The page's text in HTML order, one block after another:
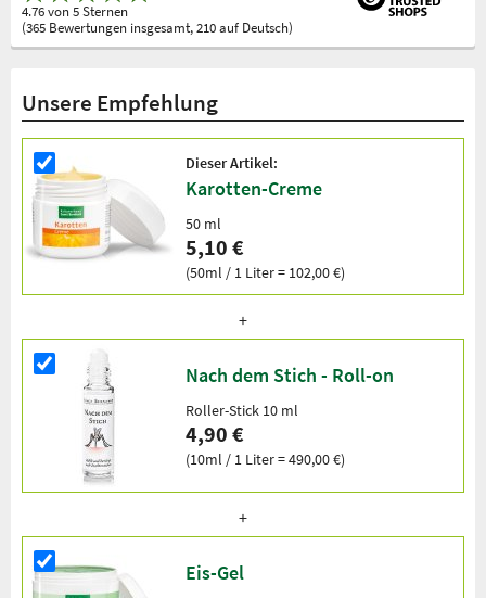
4.76 von 5 Sternen
(365 Bewertungen insgesamt, 210 auf Deutsch)
Unsere Empfehlung
Dieser Artikel:
Karotten-Creme
50 ml
5,10 €
(50ml / 1 Liter = 102,00 €)
Nach dem Stich - Roll-on
Roller-Stick 10 ml
4,90 €
(10ml / 1 Liter = 490,00 €)
Eis-Gel